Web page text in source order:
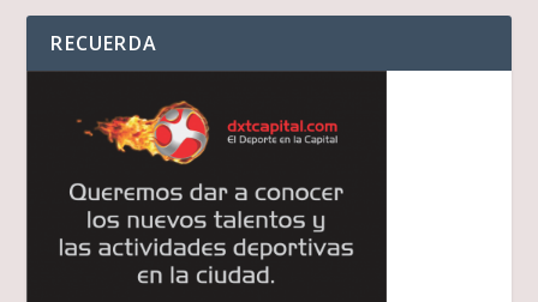
RECUERDA